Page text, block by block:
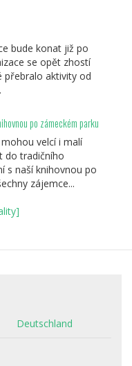
bude konat již po
se opět zhostí
přebralo aktivity od
po zámeckém parku
velcí i malí
do tradičního
s naší knihovnou po
zájemce...
Deutschland